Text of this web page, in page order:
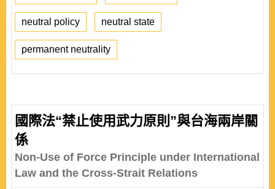
neutral policy neutral state
permanent neutrality
國際法“禁止使用武力原則”與台海兩岸關
係
Non-Use of Force Principle under International
Law and the Cross-Strait Relations